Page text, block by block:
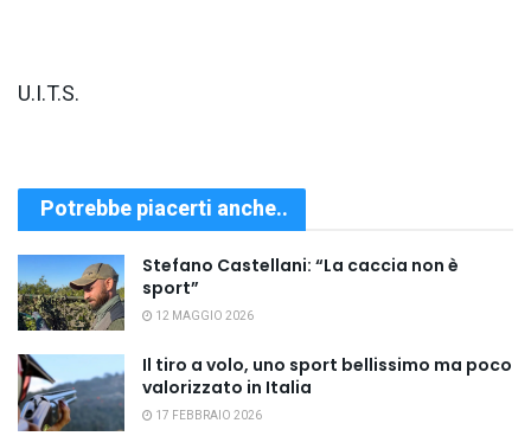
U.I.T.S.
Potrebbe piacerti anche..
Stefano Castellani: “La caccia non è
sport”
12 MAGGIO 2026
Il tiro a volo, uno sport bellissimo ma poco
valorizzato in Italia
17 FEBBRAIO 2026